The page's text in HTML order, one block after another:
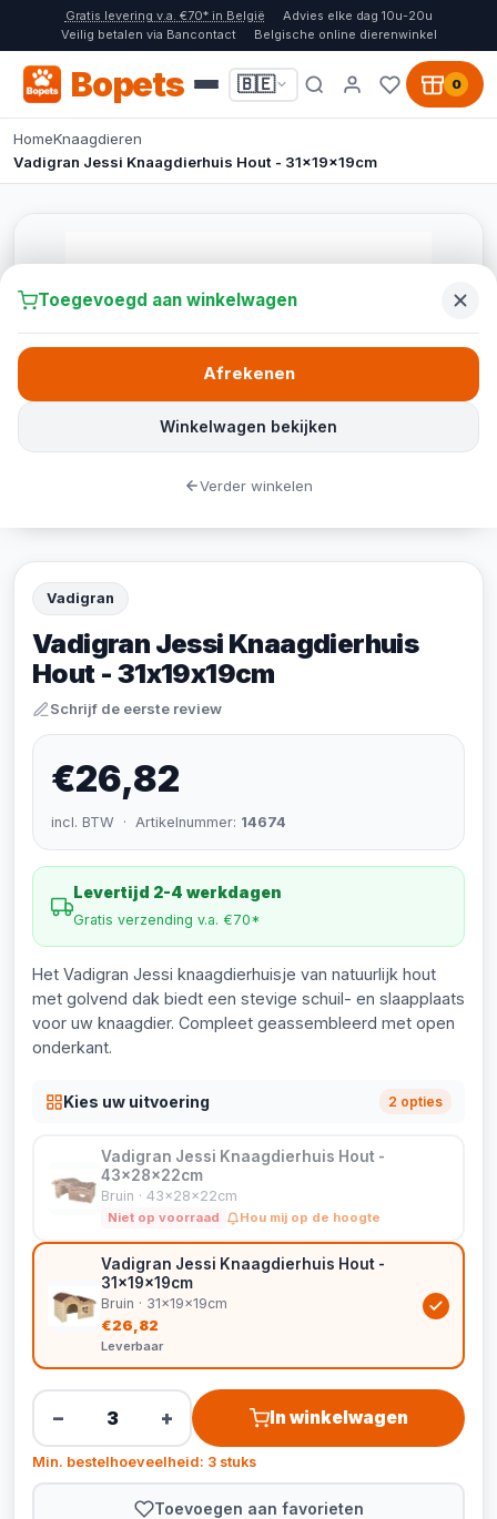
Gratis levering v.a. €70* in België
Advies elke dag 10u-20u
Veilig betalen via Bancontact
Belgische online dierenwinkel
Bopets 🇧🇪 0
HomeKnaagdieren
Vadigran Jessi Knaagdierhuis Hout - 31x19x19cm
Vadigran
Vadigran Jessi Knaagdierhuis
Hout - 31x19x19cm
Schrijf de eerste review
€26,82
incl. BTW · Artikelnummer: 14674
Levertijd 2-4 werkdagen
Gratis verzending v.a. €70*
Het Vadigran Jessi knaagdierhuisje van natuurlijk hout
met golvend dak biedt een stevige schuil- en slaapplaats
voor uw knaagdier. Compleet geassembleerd met open
onderkant.
Kies uw uitvoering 2 opties
Vadigran Jessi Knaagdierhuis Hout -
43x28x22cm
Bruin · 43x28x22cm
Niet op voorraad Hou mij op de hoogte
Vadigran Jessi Knaagdierhuis Hout -
31x19x19cm
Bruin · 31x19x19cm
€26,82
Leverbaar
− + In winkelwagen
Min. bestelhoeveelheid: 3 stuks
Toevoegen aan favorieten
Toegevoegd aan winkelwagen
Winkelwagen bekijken
Afrekenen
Verder winkelen